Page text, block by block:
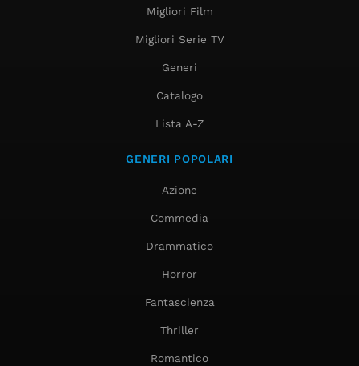
Migliori Film
Migliori Serie TV
Generi
Catalogo
Lista A-Z
GENERI POPOLARI
Azione
Commedia
Drammatico
Horror
Fantascienza
Thriller
Romantico